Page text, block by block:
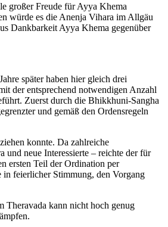
großer Freude für Ayya Khema
würde es die Anenja Vihara im Allgäu
Dankbarkeit Ayya Khema gegenüber
später haben hier gleich drei
der entsprechend notwendigen Anzahl
Zuerst durch die Bhikkhuni-Sangha
und gemäß den Ordensregeln
konnte. Da zahlreiche
neue Interessierte – reichte der für
ersten Teil der Ordination per
feierlicher Stimmung, den Vorgang
kann nicht hoch genug